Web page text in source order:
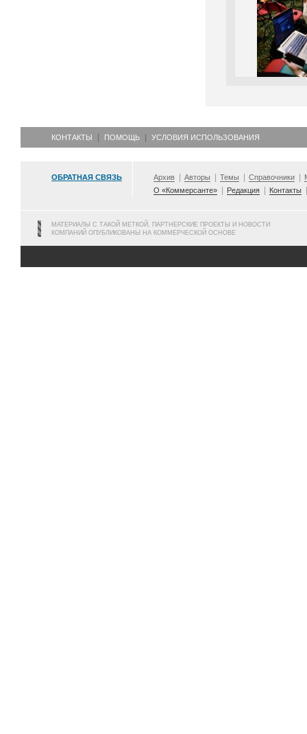
КОНТАКТЫ ПОМОЩЬ УСЛОВИЯ ИСПОЛЬЗОВАНИЯ
ОБРАТНАЯ СВЯЗЬ Архив Авторы Темы Справочники
О «Коммерсанте»
Редакция Контакты
МАТЕРИАЛЫ С ТАКОЙ МЕТКОЙ, ПАРТНЕРСКИЕ ПРОЕКТЫ И НОВОСТИ
КОМПАНИЙ ОПУБЛИКОВАНЫ НА КОММЕРЧЕСКОЙ ОСНОВЕ